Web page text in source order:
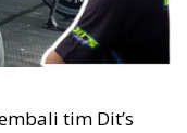
tim Dit’s